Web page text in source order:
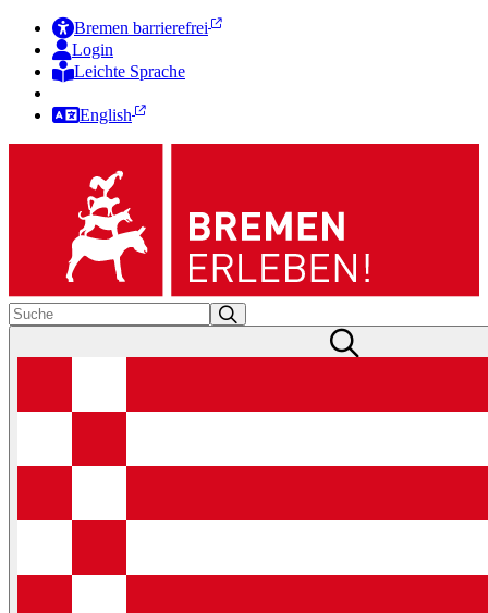
Bremen barrierefrei
Login
Leichte Sprache
English